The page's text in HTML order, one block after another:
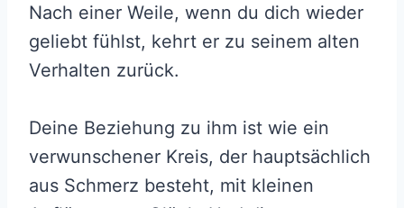
Nach einer Weile, wenn du dich wieder
geliebt fühlst, kehrt er zu seinem alten
Verhalten zurück.
Deine Beziehung zu ihm ist wie ein
verwunschener Kreis, der hauptsächlich
aus Schmerz besteht, mit kleinen